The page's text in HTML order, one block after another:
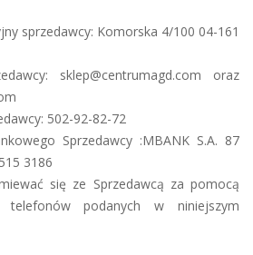
sprzedawcy: Komorska 4/100 04-161
sklep@centrumagd.com oraz
502-92-82-72
Sprzedawcy :MBANK S.A. 87
3186
się ze Sprzedawcą za pomocą
podanych w niniejszym